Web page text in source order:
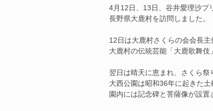
4月12日、13日、谷井愛理沙プ
長野県大鹿村を訪問しました。
12日は大鹿村さくらの会会長
大鹿村の伝統芸能「大鹿歌舞伎
翌日は晴天に恵まれ、さくら祭
大西公園は昭和36年に起きた土
園内には記念碑と菩薩像が設置